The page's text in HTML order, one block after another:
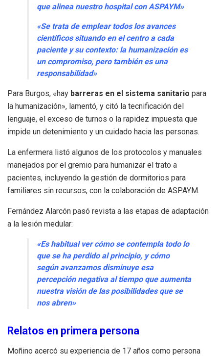
que alinea nuestro hospital con ASPAYM»
«Se trata de emplear todos los avances
científicos situando en el centro a cada
paciente y su contexto: la humanización es
un compromiso, pero también es una
responsabilidad»
Para Burgos, «hay barreras en el sistema sanitario para
la humanización», lamentó, y citó la tecnificación del
lenguaje, el exceso de turnos o la rapidez impuesta que
impide un detenimiento y un cuidado hacia las personas.
La enfermera listó algunos de los protocolos y manuales
manejados por el gremio para humanizar el trato a
pacientes, incluyendo la gestión de dormitorios para
familiares sin recursos, con la colaboración de ASPAYM.
Fernández Alarcón pasó revista a las etapas de adaptación
a la lesión medular:
«Es habitual ver cómo se contempla todo lo
que se ha perdido al principio, y cómo
según avanzamos disminuye esa
percepción negativa al tiempo que aumenta
nuestra visión de las posibilidades que se
nos abren»
Relatos en primera persona
Moñino acercó su experiencia de 17 años como persona